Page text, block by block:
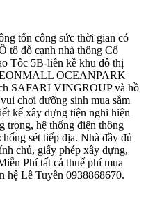
tốn công sức thời gian có
tô đỗ cạnh nhà thông Cổ
Tốc 5B-liền kề khu đô thị
OCEANPARK
SAFARI VINGROUP và hồ
chơi dưỡng sinh mua sắm
kế xây dựng tiện nghi hiện
trọng, hệ thống điện thông
sét tiếp địa. Nhà đầy đủ
chủ, giấy phép xây dựng,
Phí tất cả thuế phí mua
hệ Lê Tuyên 0938868670.